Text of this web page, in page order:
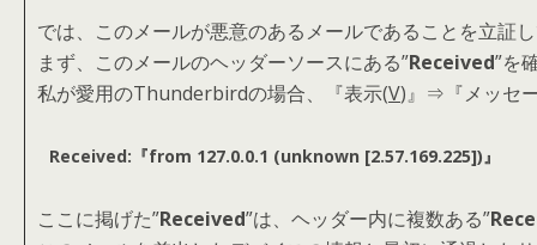
では、このメールが悪意のあるメールであることを立証
まず、このメールのヘッダーソースにある”Received”を
私が愛用のThunderbirdの場合、『表示(V)』⇒『メッセ
Received:『from 127.0.0.1 (unknown [2.57.169.225])』
ここに掲げた”Received”は、ヘッダー内に複数ある”